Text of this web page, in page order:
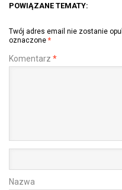
POWIĄZANE TEMATY:
Twój adres email nie zostanie
oznaczone *
Komentarz *
Nazwa